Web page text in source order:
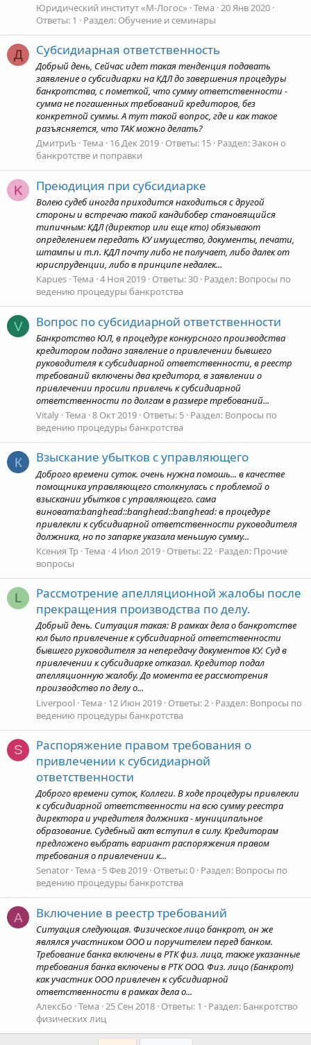
Юридический институт «М-Логос» Тема 20 Янв 2020
Ответы: 1
Раздел: Обучение и семинары
Д Субсидиарная ответственность
Добрый день, Сейчас идет такая тенденция подавать
заявление о субсидиарки на КДЛ до завершения процедуры
банкротства, с пометкой, что сумму ответственности -
сумма не погашенных требований кредиторов, без
конкретной суммы. А тут такой вопрос, где и как такое
разъясняется, что ТАК можно делать?
ДмитриЪ Тема 16 Дек 2019 Ответы: 15 Раздел:Закон о
банкротстве и поправки
K Преюдиция при субсидиарке
Волею судеб иногда приходится находиться с другой
стороны и встречаю такой кандибобер становящийся
типичным: КДЛ (директор или еще кто) обязывают
определением передать КУ имущество, документы, печати,
штампы и т.п. КДЛ почту либо не получает, либо далек от
юриспруденции, либо в принципе недалек...
Kapues Тема 4 Ноя 2019 Ответы: 30 Раздел: Вопросы по
ведению процедуры банкротства
V Вопрос по субсидиарной ответственности
Банкротство ЮЛ, в процедуре конкурсного производства
кредитором подано заявление о привлечении бывшего
руководителя к субсидиарной ответственности, в реестр
требований включены два кредитора, в заявлении о
привлечении просили привлечь к субсидиарной
ответственности по долгам в размере требований...
Vitaly Тема 8 Окт 2019 Ответы: 5 Раздел: Вопросы по
ведению процедуры банкротства
К Взыскание убытков с управляющего
Доброго времени суток. очень нужна помошь... в качестве
помощника управляющего столкнулась с проблемой о
взыскании убытков с управляющего. сама
виновата:banghead::banghead::banghead: в процедуре
привлекли к субсидиарной ответственности руководителя
должника, но по запарке указала меньшую сумму...
Ксения Тр Тема 4 Июл 2019 Ответы: 22 Раздел: Прочие
вопросы
L
Рассмотрение апелляционной жалобы после
прекращения производства по делу.
Добрый день. Ситуация такая: В рамках дела о банкротстве
юл было привлечение к субсидиарной ответственности
бывшего руководителя за непередачу документов КУ. Суд в
привлечении к субсидиарке отказал. Кредитор подал
апелляционную жалобу. До момента ее рассмотрения
производство по делу о...
Liverpool Тема 12 Июн 2019 Ответы: 2 Раздел: Вопросы по
ведению процедуры банкротства
S
Распоряжение правом требования о
привлечении к субсидиарной
ответственности
Доброго времени суток, Коллеги. В ходе процедуры привлекли
к субсидиарной ответственности на всю сумму реестра
директора и учредителя должника - муниципальное
образование. Судебный акт вступил в силу. Кредиторам
предложено выбрать вариант распоряжения правом
требования о привлечении к...
Senator Тема 5 Фев 2019 Ответы: 0 Раздел: Вопросы по
ведению процедуры банкротства
А Включение в реестр требований
Ситуация следующая. Физическое лицо банкрот, он же
являлся участником ООО и поручителем перед банком.
Требование банка включены в РТК физ. лица, также указанные
требования банка включены в РТК ООО. Физ. лицо (Банкрот)
как участник ООО привлечен к субсидиарной
ответственности в рамках дела о...
АлексБо Тема 25 Сен 2018 Ответы: 1 Раздел: Банкротство
физических лиц